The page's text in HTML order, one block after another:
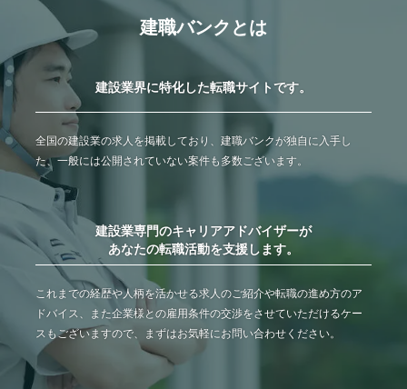
建職バンクとは
建設業界に特化した転職サイトです。
全国の建設業の求人を掲載しており、建職バンクが独自に入手し
た、一般には公開されていない案件も多数ございます。
建設業専門のキャリアアドバイザーが
あなたの転職活動を支援します。
これまでの経歴や人柄を活かせる求人のご紹介や転職の進め方のア
ドバイス、また企業様との雇用条件の交渉をさせていただけるケー
スもございますので、まずはお気軽にお問い合わせください。